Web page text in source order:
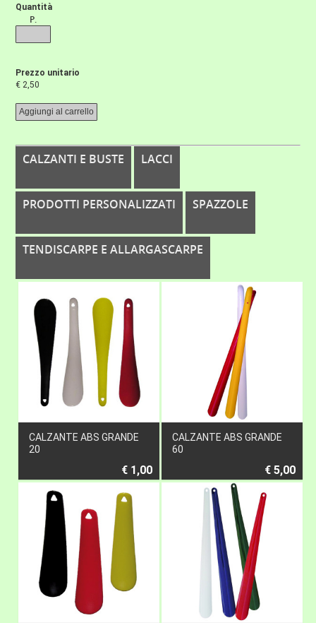
Quantità
P.
Prezzo unitario
€ 2,50
CALZANTI E BUSTE LACCI
PRODOTTI PERSONALIZZATI SPAZZOLE
TENDISCARPE E ALLARGASCARPE
CALZANTE ABS GRANDE
20
€ 1,00
CALZANTE ABS GRANDE
60
€ 5,00